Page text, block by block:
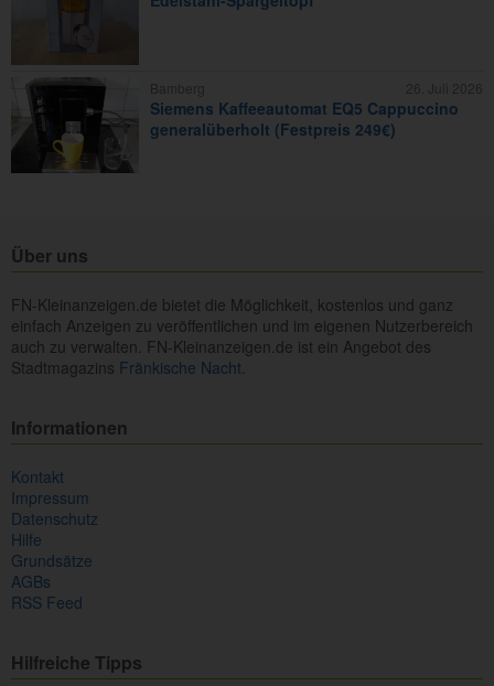
Siemens Kaffeeautomat EQ5 Cappuccino
generalüberholt (Festpreis 249€)
Über uns
FN-Kleinanzeigen.de bietet die Möglichkeit, kostenlos und ganz
einfach Anzeigen zu veröffentlichen und im eigenen Nutzerbereich
auch zu verwalten. FN-Kleinanzeigen.de ist ein Angebot des
Stadtmagazins Fränkische Nacht.
Informationen
Kontakt
Impressum
Datenschutz
Hilfe
Grundsätze
AGBs
RSS Feed
Hilfreiche Tipps